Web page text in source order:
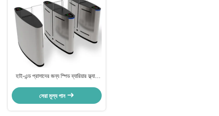
হাই-এন্ড প্রাসাদের জন্য স্পিড ব্যারিয়ার ফ্ল্যাপ
সেরা মূল্য পান